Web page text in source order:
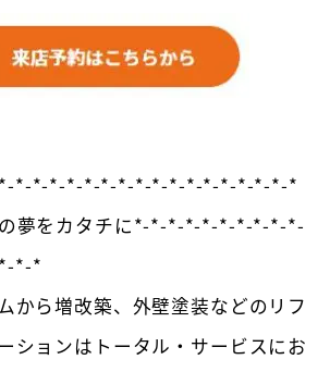
*-*-*-*-*-*-*-*-*-*-*-*-*-*-*-*-*
の夢をカタチに*-*-*-*-*-*-*-*-*-*-
*-*
から増改築、外壁塗装などのリフ
ションはトータル・サービスにお